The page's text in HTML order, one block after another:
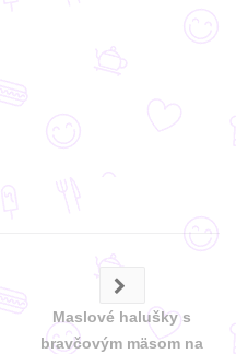
Maslové halušky s
bravčovým mäsom na